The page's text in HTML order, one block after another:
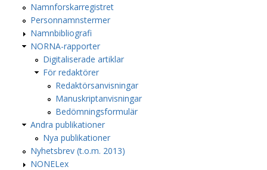
Namnforskarregistret
Personnamnstermer
Namnbibliografi
NORNA-rapporter
Digitaliserade artiklar
För redaktörer
Redaktörsanvisningar
Manuskriptanvisningar
Bedömningsformulär
Andra publikationer
Nya publikationer
Nyhetsbrev (t.o.m. 2013)
NONELex